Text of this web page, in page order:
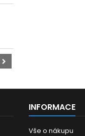
INFORMACE
Vše o nákupu